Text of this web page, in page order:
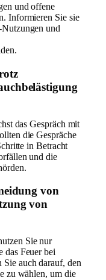
und offene
Informieren Sie sie
Nutzungen und
das Gespräch mit
die Gespräche
in Betracht
und die
von
von
Sie nur
das Feuer bei
Sie auch darauf, den
zu wählen, um die